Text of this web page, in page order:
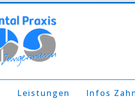
Leistungen Infos